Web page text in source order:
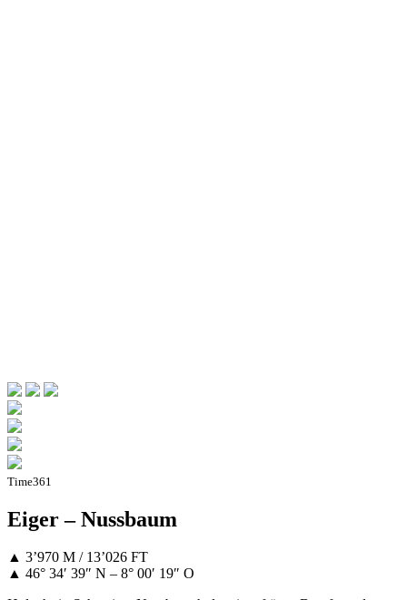
Time361
Eiger – Nussbaum
▲ 3’970 M / 13’026 FT
▲ 46° 34′ 39″ N – 8° 00′ 19″ O